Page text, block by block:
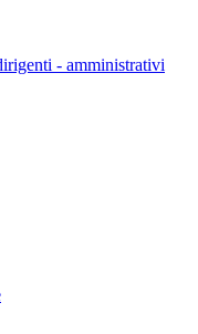
- amministrativi